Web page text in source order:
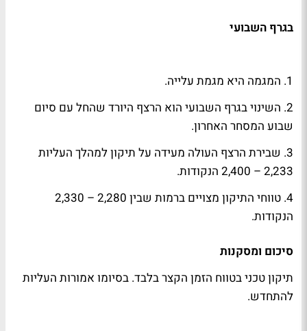
בגרף השבועי
1. המגמה היא מגמת עלייה.
2. השינוי בגרף השבועי הוא הרצף היורד שהחל עם סיום
שבוע המסחר האחרון.
3. שבירת הרצף העולה מעידה על תיקון למהלך העליות
2,233 – 2,400 הנקודות.
4. טווחי התיקון מצויים ברמות שבין 2,280 – 2,330
הנקודות.
סיכום ומסקנות
תיקון טכני בטווח הזמן הקצר בלבד. בסיומו אמורות העליות
להתחדש.